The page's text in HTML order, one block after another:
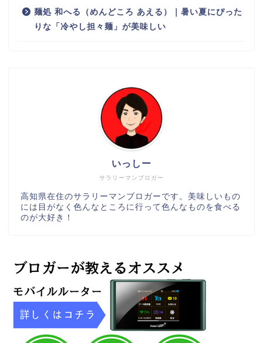
麺処 和へる（めんどころ あえる）｜暑い夏にぴった
りな「冷やし担々麺」が美味しい
サラリーマンブロガー
いっしー
高知県在住のサラリーマンブロガーです。美味しいもの
には目がなく色んなところに行って色んなものを食べる
のが大好き！